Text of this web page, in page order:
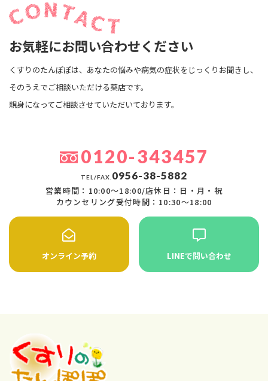
お気軽にお問い合わせください
くすりのたんぽぽは、あなたの悩みや病気の症状をじっくりお聞きし、
そのうえでご相談いただける薬店です。
親身になってご相談させていただいております。
0120-343457
TEL/FAX. 0956-38-5882
営業時間：10:00〜18:00/店休日：日・月・祝
カウンセリング受付時間：10:30〜18:00
オンライン予約 LINEで問い合わせ